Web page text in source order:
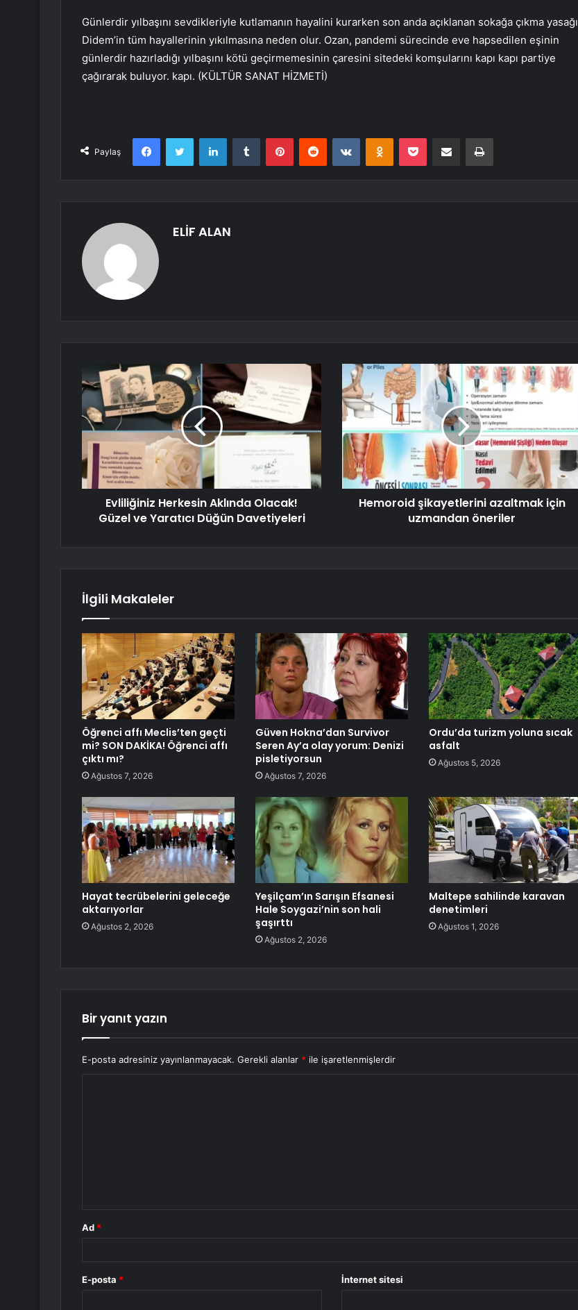
Günlerdir yılbaşını sevdikleriyle kutlamanın hayalini kurarken son anda açıklanan sokağa çıkma yasağı
Didem’in tüm hayallerinin yıkılmasına neden olur. Ozan, pandemi sürecinde eve hapsedilen eşinin
günlerdir hazırladığı yılbaşını kötü geçirmemesinin çaresini sitedeki komşularını kapı kapı partiye
çağırarak buluyor. kapı. (KÜLTÜR SANAT HİZMETİ)
Paylaş
FacebookTwitter LinkedInTumblr PinterestReddit VKontakteOdnoklassniki
Pocket E-Posta ile paylaş Yazdır
ELİF ALAN
Evliliğiniz Herkesin Aklında Olacak!
Güzel ve Yaratıcı Düğün Davetiyeleri
Hemoroid şikayetlerini azaltmak için
uzmandan öneriler
İlgili Makaleler
Öğrenci affı Meclis’ten geçti
mi? SON DAKİKA! Öğrenci affı
çıktı mı?
Ağustos 7, 2026
Güven Hokna’dan Survivor
Seren Ay’a olay yorum: Denizi
pisletiyorsun
Ağustos 7, 2026
Ordu’da turizm yoluna sıcak
asfalt
Ağustos 5, 2026
Hayat tecrübelerini geleceğe
aktarıyorlar
Ağustos 2, 2026
Yeşilçam’ın Sarışın Efsanesi
Hale Soygazi’nin son hali
şaşırttı
Ağustos 2, 2026
Maltepe sahilinde karavan
denetimleri
Ağustos 1, 2026
Bir yanıt yazın
E-posta adresiniz yayınlanmayacak. Gerekli alanlar * ile işaretlenmişlerdir
Ad *
E-posta * İnternet sitesi